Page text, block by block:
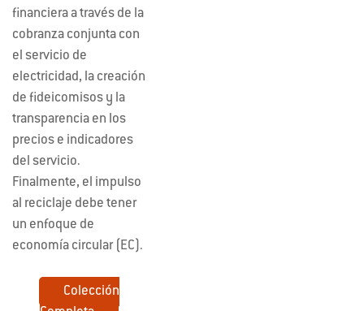
financiera a través de la
cobranza conjunta con
el servicio de
electricidad, la creación
de fideicomisos y la
transparencia en los
precios e indicadores
del servicio.
Finalmente, el impulso
al reciclaje debe tener
un enfoque de
economía circular (EC).
Colección